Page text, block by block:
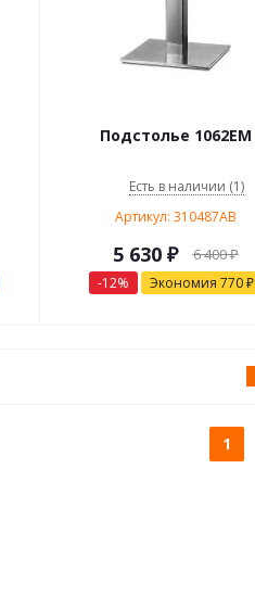
Подстолье 1062EM
Есть в наличии (1)
Артикул: 310487AB
5 630₽ 6 400₽
-12% Экономия 770₽
1